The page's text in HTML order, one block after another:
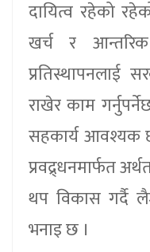
दायित्व रहेको
खर्च र
प्रतिस्थापनलाई
राखेर काम
सहकार्य आवश्यक
प्रवद्र्धनमार्फत
थप विकास गर्दै
भनाइ छ ।